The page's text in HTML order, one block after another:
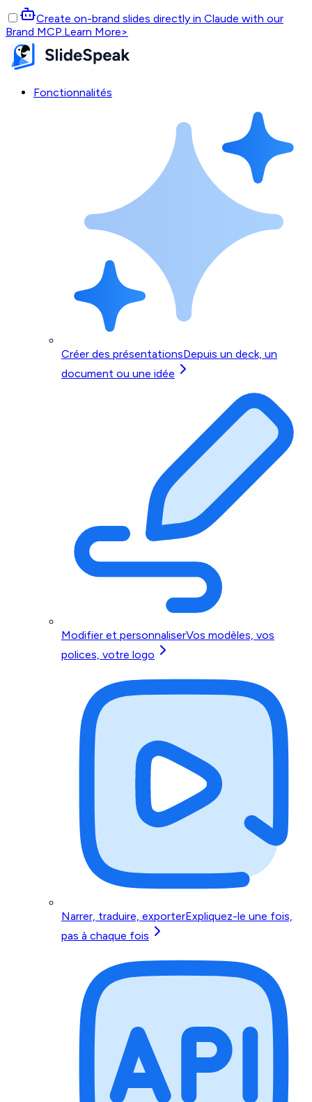
Create on-brand slides directly in Claude with our
Brand MCP.Learn More>
Fonctionnalités
Créer des présentationsDepuis un deck, un
document ou une idée
Modifier et personnaliserVos modèles, vos
polices, votre logo
Narrer, traduire, exporterExpliquez-le une fois,
pas à chaque fois